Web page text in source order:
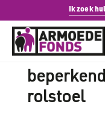
Ik zoek
Voor
rolstoel